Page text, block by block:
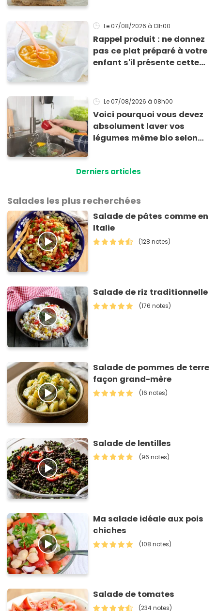
Le 07/08/2026 à 13h00
Rappel produit : ne donnez
pas ce plat préparé à votre
enfant s'il présente cette
Le 07/08/2026 à 08h00
Voici pourquoi vous devez
absolument laver vos
légumes même bio selon
Derniers articles
Salades les plus recherchées
Salade de pâtes comme en
Italie
(128 notes)
Salade de riz traditionnelle
(176 notes)
Salade de pommes de terre
façon grand-mère
(16 notes)
Salade de lentilles
(96 notes)
Ma salade idéale aux pois
chiches
(108 notes)
Salade de tomates
(234 notes)